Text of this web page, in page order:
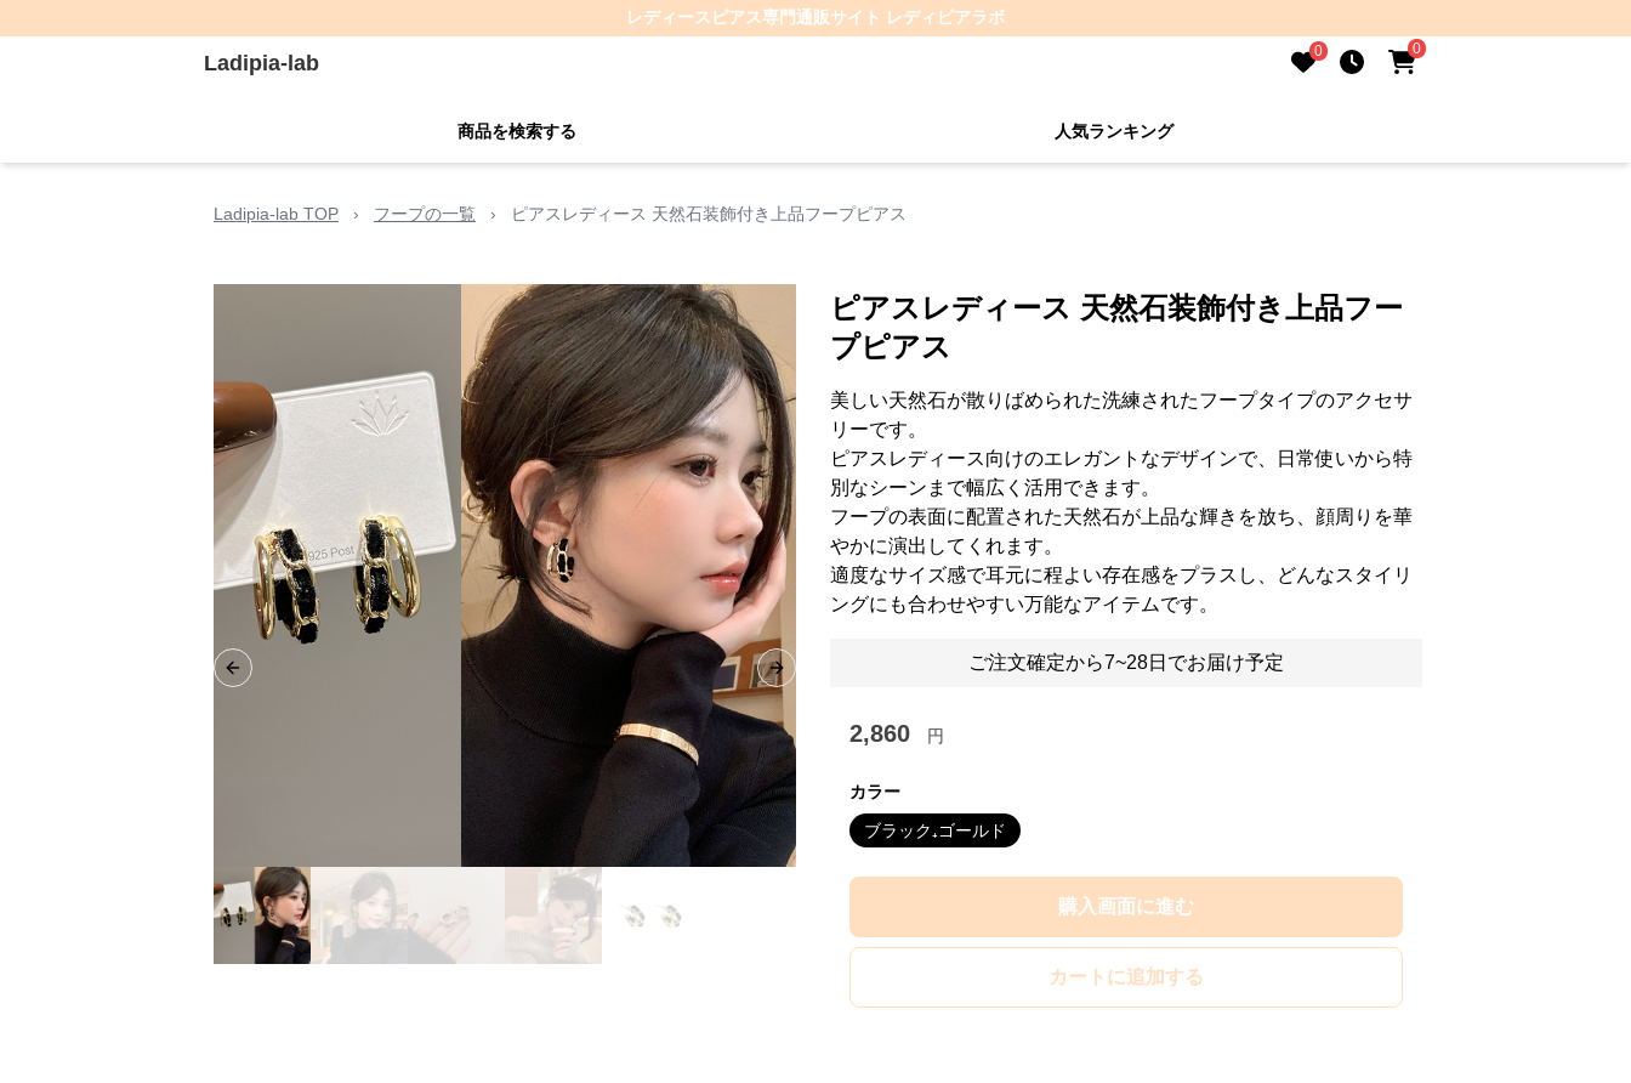
レディースピアス専門通販サイト レディピアラボ
Ladipia-lab 0 0
商品を検索する 人気ランキング
Ladipia-lab TOP › フープの一覧 › ピアスレディース 天然石装飾付き上品フープピアス
Previous slide Next slide
ピアスレディース 天然石装飾付き上品フー
プピアス
美しい天然石が散りばめられた洗練されたフープタイプのアクセサ
リーです。
ピアスレディース向けのエレガントなデザインで、日常使いから特
別なシーンまで幅広く活用できます。
フープの表面に配置された天然石が上品な輝きを放ち、顔周りを華
やかに演出してくれます。
適度なサイズ感で耳元に程よい存在感をプラスし、どんなスタイリ
ングにも合わせやすい万能なアイテムです。
ご注文確定から7~28日でお届け予定
2,860 円
カラー
ブラック₊ゴールド
購入画面に進む
カートに追加する